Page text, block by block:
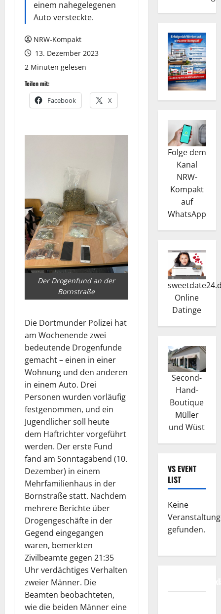
einem nahegelegenen
Auto versteckte.
NRW-Kompakt
13. Dezember 2023
2 Minuten gelesen
Teilen mit:
Facebook X
Der Drogenfund an der
Bornstraße
Die Dortmunder Polizei hat
am Wochenende zwei
bedeutende Drogenfunde
gemacht – einen in einer
Wohnung und den anderen
in einem Auto. Drei
Personen wurden vorläufig
festgenommen, und ein
Jugendlicher soll heute
dem Haftrichter vorgeführt
werden. Der erste Fund
fand am Sonntagabend (10.
Dezember) in einem
Mehrfamilienhaus in der
Bornstraße statt. Nachdem
mehrere Berichte über
Drogengeschäfte in der
Gegend eingegangen
waren, bemerkten
Zivilbeamte gegen 21:35
Uhr verdächtiges Verhalten
zweier Männer. Die
Beamten beobachteten,
wie die beiden Männer eine
Folge dem
Kanal
NRW-
Kompakt
auf
WhatsApp
Online
Datinge
Second-
Hand-
Boutique
Müller
und Wüst
VS EVENT
LIST
Keine
gefunden.